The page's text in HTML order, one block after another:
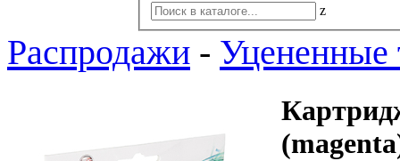
z
Распродажи - Уцененные